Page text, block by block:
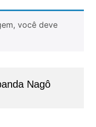
você deve
Nagô